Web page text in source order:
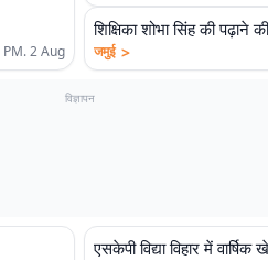
2 Aug
शिक्षिका शोभा सिंह की पढ़ाने
जमुई >
विज्ञापन
एसकेपी विद्या विहार में